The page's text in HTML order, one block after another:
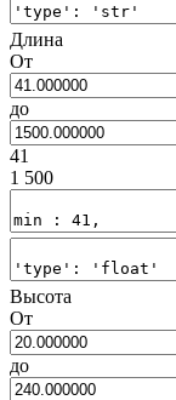
Длина
От
до
41
1 500
Высота
От
до